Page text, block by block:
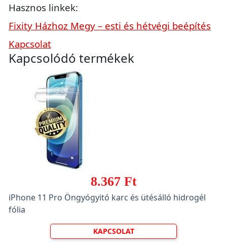
Hasznos linkek:
Fixity Házhoz Megy – esti és hétvégi beépítés
Kapcsolat
Kapcsolódó termékek
8.367 Ft
iPhone 11 Pro Öngyógyitó karc és ütésálló hidrogél
fólia
KAPCSOLAT